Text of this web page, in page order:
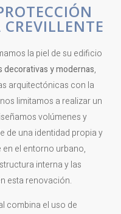
la piel de su edificio
decorativas y modernas,
arquitectónicas con la
limitamos a realizar un
volúmenes y
de una identidad propia y
el entorno urbano,
interna y las
esta renovación.
combina el uso de